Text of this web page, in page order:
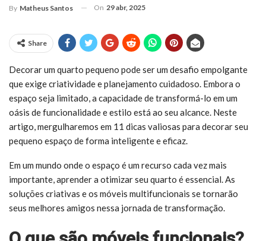
By Matheus Santos On 29 abr, 2025
Share
Decorar um quarto pequeno pode ser um desafio empolgante
que exige criatividade e planejamento cuidadoso. Embora o
espaço seja limitado, a capacidade de transformá-lo em um
oásis de funcionalidade e estilo está ao seu alcance. Neste
artigo, mergulharemos em 11 dicas valiosas para decorar seu
pequeno espaço de forma inteligente e eficaz.
Em um mundo onde o espaço é um recurso cada vez mais
importante, aprender a otimizar seu quarto é essencial. As
soluções criativas e os móveis multifuncionais se tornarão
seus melhores amigos nessa jornada de transformação.